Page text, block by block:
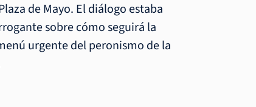
de Mayo. El diálogo estaba
sobre cómo seguirá la
urgente del peronismo de la